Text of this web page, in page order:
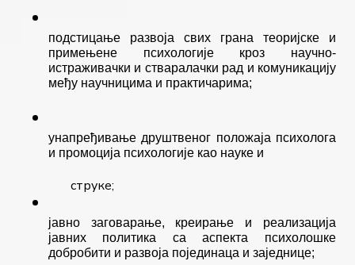
подстицање развоја свих грана теоријске и
примењене психологије кроз научно-
истраживачки и стваралачки рад и комуникацију
међу научницима и практичарима;
унапређивање друштвеног положаја психолога
и промоција психологије као науке и
струке;
јавно заговарање, креирање и реализација
јавних политика са аспекта психолошке
добробити и развоја појединаца и заједнице;